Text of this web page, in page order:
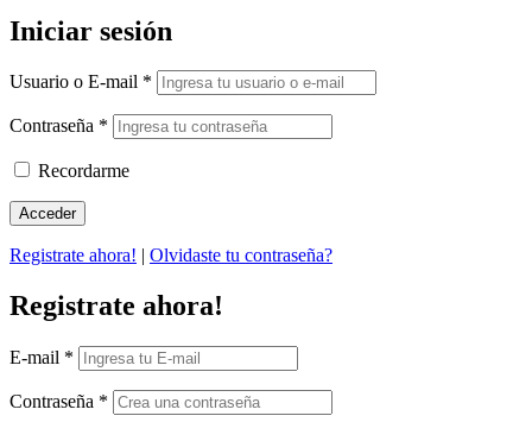
Iniciar sesión
Usuario o E-mail *
Contraseña *
Recordarme
Registrate ahora! Olvidaste tu contraseña?
Registrate ahora!
E-mail *
Contraseña *